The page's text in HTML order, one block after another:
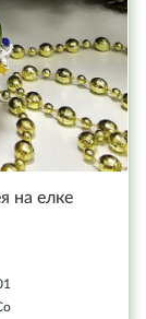
на елке